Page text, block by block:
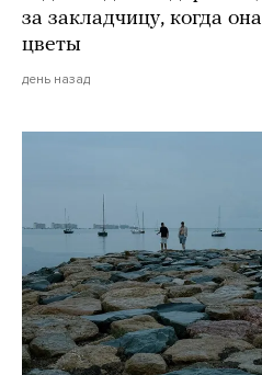
за закладчицу, когда
цветы
день назад